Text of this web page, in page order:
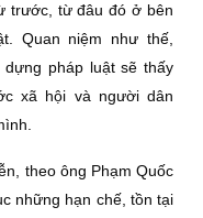
trước, từ đâu đó ở bên
Quan niệm như thế,
pháp luật sẽ thấy
xã hội và người dân
theo ông Phạm Quốc
những hạn chế, tồn tại